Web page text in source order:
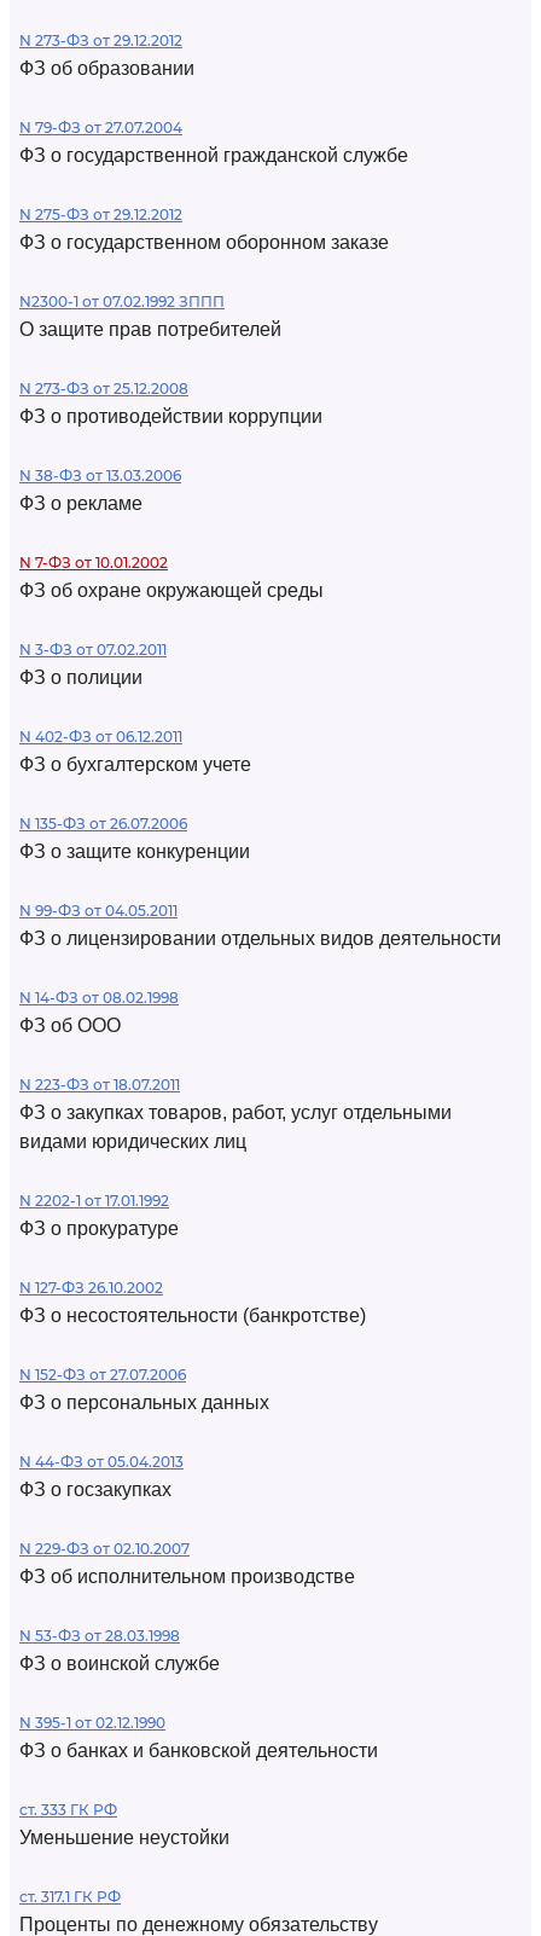
N 273-ФЗ от 29.12.2012
ФЗ об образовании
N 79-ФЗ от 27.07.2004
ФЗ о государственной гражданской службе
N 275-ФЗ от 29.12.2012
ФЗ о государственном оборонном заказе
N2300-1 от 07.02.1992 ЗППП
О защите прав потребителей
N 273-ФЗ от 25.12.2008
ФЗ о противодействии коррупции
N 38-ФЗ от 13.03.2006
ФЗ о рекламе
N 7-ФЗ от 10.01.2002
ФЗ об охране окружающей среды
N 3-ФЗ от 07.02.2011
ФЗ о полиции
N 402-ФЗ от 06.12.2011
ФЗ о бухгалтерском учете
N 135-ФЗ от 26.07.2006
ФЗ о защите конкуренции
N 99-ФЗ от 04.05.2011
ФЗ о лицензировании отдельных видов деятельности
N 14-ФЗ от 08.02.1998
ФЗ об ООО
N 223-ФЗ от 18.07.2011
ФЗ о закупках товаров, работ, услуг отдельными
видами юридических лиц
N 2202-1 от 17.01.1992
ФЗ о прокуратуре
N 127-ФЗ 26.10.2002
ФЗ о несостоятельности (банкротстве)
N 152-ФЗ от 27.07.2006
ФЗ о персональных данных
N 44-ФЗ от 05.04.2013
ФЗ о госзакупках
N 229-ФЗ от 02.10.2007
ФЗ об исполнительном производстве
N 53-ФЗ от 28.03.1998
ФЗ о воинской службе
N 395-1 от 02.12.1990
ФЗ о банках и банковской деятельности
ст. 333 ГК РФ
Уменьшение неустойки
ст. 317.1 ГК РФ
Проценты по денежному обязательству